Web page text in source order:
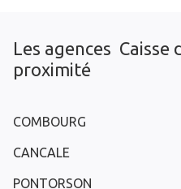
Les agences Caisse
proximité
COMBOURG
CANCALE
PONTORSON